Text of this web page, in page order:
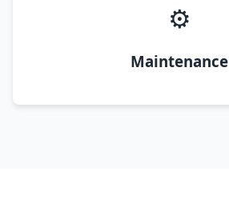
⚙️
Maintenance